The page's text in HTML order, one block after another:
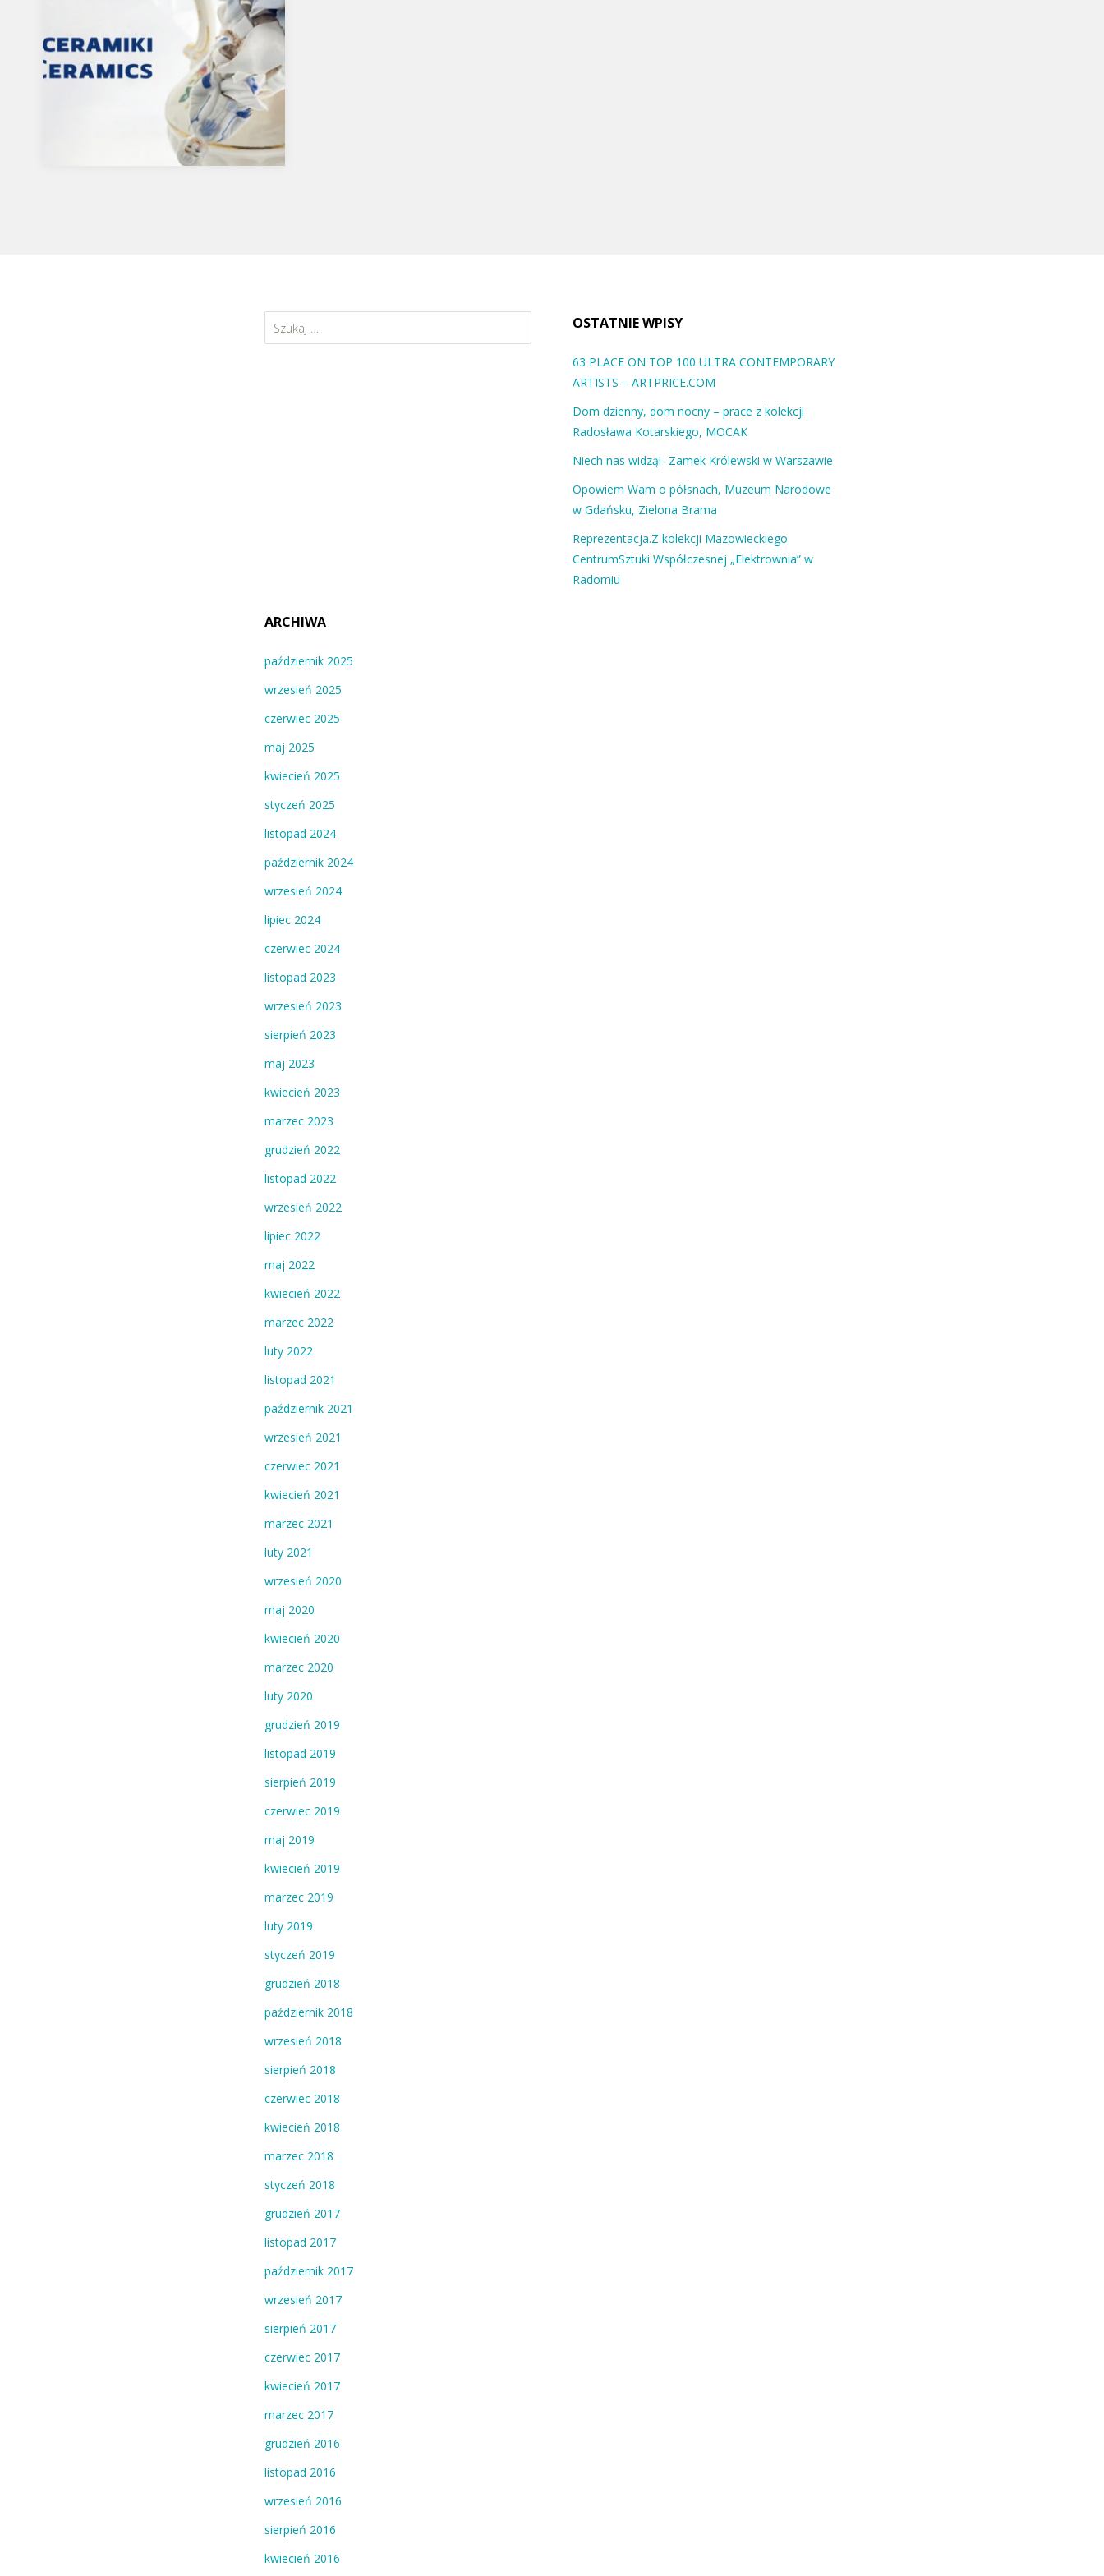
Szukaj: OSTATNIE WPISY
63 PLACE ON TOP 100 ULTRA CONTEMPORARY
ARTISTS – ARTPRICE.COM
Dom dzienny, dom nocny – prace z kolekcji
Radosława Kotarskiego, MOCAK
Niech nas widzą!- Zamek Królewski w Warszawie
Opowiem Wam o półsnach, Muzeum Narodowe
w Gdańsku, Zielona Brama
Reprezentacja.Z kolekcji Mazowieckiego
CentrumSztuki Współczesnej „Elektrownia” w
Radomiu
ARCHIWA
październik 2025
wrzesień 2025
czerwiec 2025
maj 2025
kwiecień 2025
styczeń 2025
listopad 2024
październik 2024
wrzesień 2024
lipiec 2024
czerwiec 2024
listopad 2023
wrzesień 2023
sierpień 2023
maj 2023
kwiecień 2023
marzec 2023
grudzień 2022
listopad 2022
wrzesień 2022
lipiec 2022
maj 2022
kwiecień 2022
marzec 2022
luty 2022
listopad 2021
październik 2021
wrzesień 2021
czerwiec 2021
kwiecień 2021
marzec 2021
luty 2021
wrzesień 2020
maj 2020
kwiecień 2020
marzec 2020
luty 2020
grudzień 2019
listopad 2019
sierpień 2019
czerwiec 2019
maj 2019
kwiecień 2019
marzec 2019
luty 2019
styczeń 2019
grudzień 2018
październik 2018
wrzesień 2018
sierpień 2018
czerwiec 2018
kwiecień 2018
marzec 2018
styczeń 2018
grudzień 2017
listopad 2017
październik 2017
wrzesień 2017
sierpień 2017
czerwiec 2017
kwiecień 2017
marzec 2017
grudzień 2016
listopad 2016
wrzesień 2016
sierpień 2016
kwiecień 2016